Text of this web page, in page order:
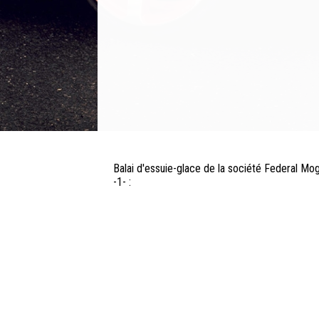
Balai d'essuie-glace de la société Federal
-1- :